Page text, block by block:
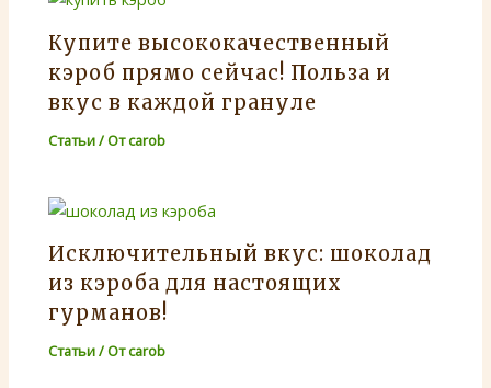
Купите высококачественный
кэроб прямо сейчас! Польза и
вкус в каждой грануле
Статьи/ Отcarob
Исключительный вкус: шоколад
из кэроба для настоящих
гурманов!
Статьи/ Отcarob